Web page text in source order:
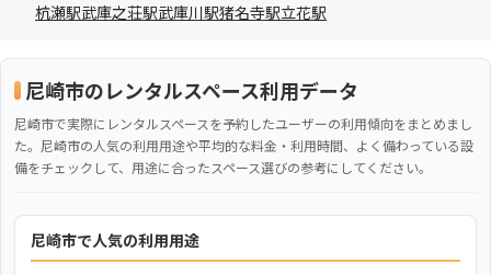
杭瀬駅武庫之荘駅武庫川駅猪名寺駅立花駅
尼崎市のレンタルスペース利用データ
尼崎市で実際にレンタルスペースを予約したユーザーの利用傾向をまとめまし
た。尼崎市の人気の利用用途や平均的な料金・利用時間、よく備わっている設
備をチェックして、用途に合ったスペース選びの参考にしてください。
尼崎市で人気の利用用途